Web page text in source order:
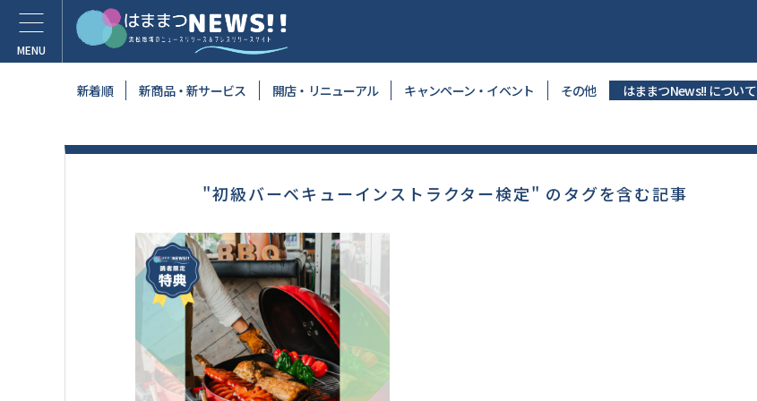
新着順 新商品・新サービス 開店・リニューアル キャンペーン・イベント その他 はままつNews!! について
"初級バーベキューインストラクター検定" のタグを含む記事